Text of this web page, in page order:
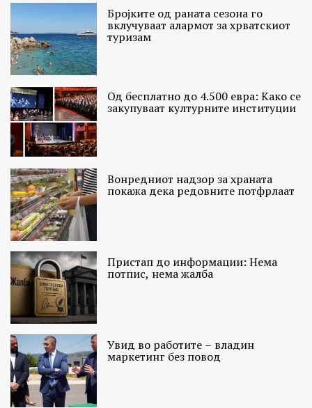
Бројките од раната сезона го
вклучуваат алармот за хрватскиот
туризам
Од бесплатно до 4.500 евра: Како се
закупуваат културните институции
Вонредниот надзор за храната
покажа дека редовните потфрлаат
Пристап до информации: Нема
потпис, нема жалба
Увид во работите – владин
маркетинг без повод